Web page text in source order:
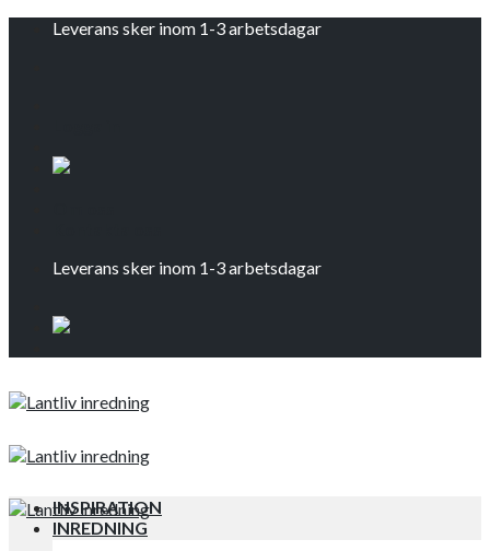
Leverans sker inom 1-3 arbetsdagar
Leverans sker inom 1-3 arbetsdagar
INSPIRATION
INREDNING